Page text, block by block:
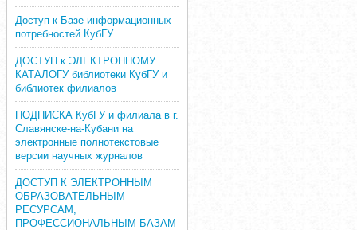
Доступ к Базе информационных
потребностей КубГУ
ДОСТУП к ЭЛЕКТРОННОМУ
КАТАЛОГУ библиотеки КубГУ и
библиотек филиалов
ПОДПИСКА КубГУ и филиала в г.
Славянске-на-Кубани на
электронные полнотекстовые
версии научных журналов
ДОСТУП К ЭЛЕКТРОННЫМ
ОБРАЗОВАТЕЛЬНЫМ
РЕСУРСАМ,
ПРОФЕССИОНАЛЬНЫМ БАЗАМ